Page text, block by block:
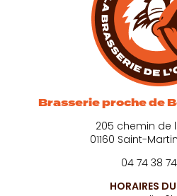
Brasserie proche de
205 chemin de
01160 Saint-
04 74 38
HORAIRES